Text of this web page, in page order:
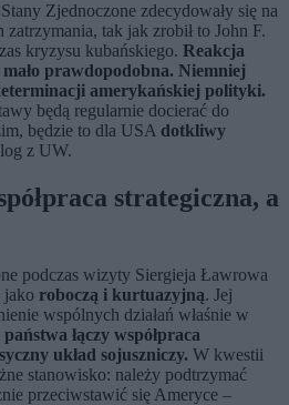
Zjednoczone zdecydowały się na
tak jak zrobił to John F.
kryzysu kubańskiego. Reakcja
prawdopodobna. Niemniej
amerykańskiej polityki.
będą regularnie docierać do
będzie to dla USA dotkliwy
z UW.
strategiczna, a
podczas wizyty Siergieja Ławrowa
jako roboczą i kurtuazyjną. Jej
wspólnych działań właśnie w
łączy współpraca
układ sojuszniczy. W kwestii
stanowisko: należy podtrzymać
przeciwstawić się Ameryce –